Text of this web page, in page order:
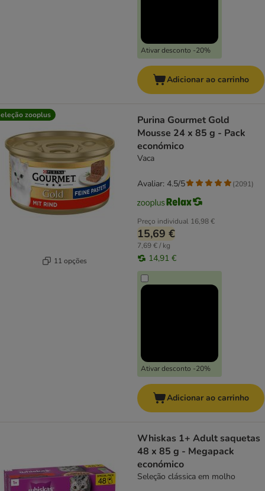
Ativar desconto -20%
Adicionar ao carrinho
zooplus
11 opções
Purina Gourmet Gold
Mousse 24 x 85 g - Pack
económico
Vaca
Preço individual 16,98 €
15,69 €
7,69 € / kg
14,91 €
Ativar desconto -20%
Avaliar: 4.5/5 (2091)
Adicionar ao carrinho
Whiskas 1+ Adult saquetas
48 x 85 g - Megapack
económico
Seleção clássica em molho